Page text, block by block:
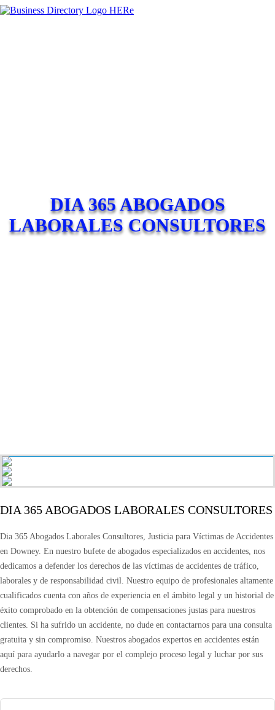
DIA 365 ABOGADOS
LABORALES CONSULTORES
DIA 365 ABOGADOS LABORALES CONSULTORES
Dia 365 Abogados Laborales Consultores, Justicia para Víctimas de Accidentes
en Downey. En nuestro bufete de abogados especializados en accidentes, nos
dedicamos a defender los derechos de las víctimas de accidentes de tráfico,
laborales y de responsabilidad civil. Nuestro equipo de profesionales altamente
cualificados cuenta con años de experiencia en el ámbito legal y un historial de
éxito comprobado en la obtención de compensaciones justas para nuestros
clientes. Si ha sufrido un accidente, no dude en contactarnos para una consulta
gratuita y sin compromiso. Nuestros abogados expertos en accidentes están
aquí para ayudarlo a navegar por el complejo proceso legal y luchar por sus
derechos.